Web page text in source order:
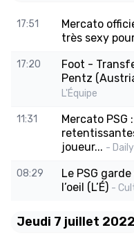
17:51
Mercato
très sexy
17:20
Foot -
Pentz
L'Équipe
11:31
Mercato
joueur... -
08:29
Le PSG
l’oeil (L’É) -
Jeudi 7 juillet 2022